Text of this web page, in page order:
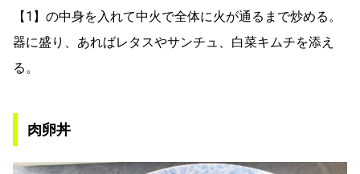
【1】の中身を入れて中火で全体に火が通るまで炒める。
器に盛り、あればレタスやサンチュ、白菜キムチを添え
る。
肉卵丼